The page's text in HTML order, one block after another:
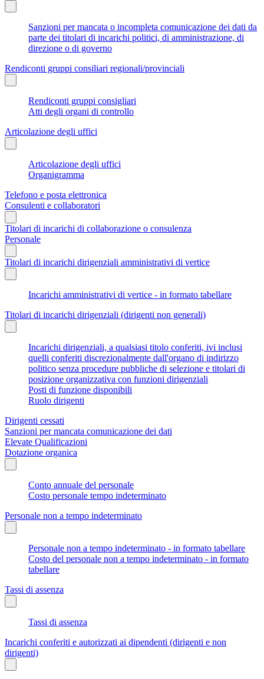
Sanzioni per mancata o incompleta comunicazione dei dati da
parte dei titolari di incarichi politici, di amministrazione, di
direzione o di governo
Rendiconti gruppi consiliari regionali/provinciali
Rendiconti gruppi consigliari
Atti degli organi di controllo
Articolazione degli uffici
Articolazione degli uffici
Organigramma
Telefono e posta elettronica
Consulenti e collaboratori
Titolari di incarichi di collaborazione o consulenza
Personale
Titolari di incarichi dirigenziali amministrativi di vertice
Incarichi amministrativi di vertice - in formato tabellare
Titolari di incarichi dirigenziali (dirigenti non generali)
Incarichi dirigenziali, a qualsiasi titolo conferiti, ivi inclusi
quelli conferiti discrezionalmente dall'organo di indirizzo
politico senza procedure pubbliche di selezione e titolari di
posizione organizzativa con funzioni dirigenziali
Posti di funzione disponibili
Ruolo dirigenti
Dirigenti cessati
Sanzioni per mancata comunicazione dei dati
Elevate Qualificazioni
Dotazione organica
Conto annuale del personale
Costo personale tempo indeterminato
Personale non a tempo indeterminato
Personale non a tempo indeterminato - in formato tabellare
Costo del personale non a tempo indeterminato - in formato
tabellare
Tassi di assenza
Tassi di assenza
Incarichi conferiti e autorizzati ai dipendenti (dirigenti e non
dirigenti)